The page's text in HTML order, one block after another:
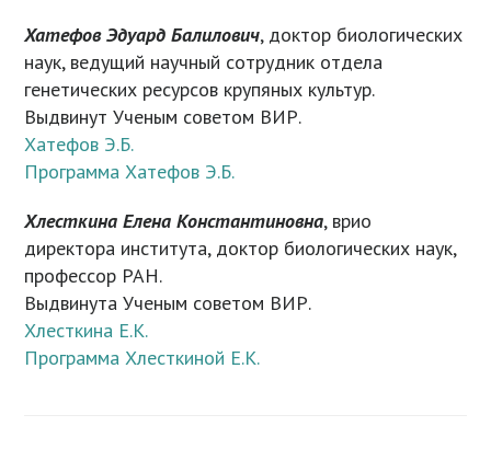
Хатефов Эдуард Балилович, доктор биологических
наук, ведущий научный сотрудник отдела
генетических ресурсов крупяных культур.
Выдвинут Ученым советом ВИР.
Хатефов Э.Б.
Программа Хатефов Э.Б.
Хлесткина Елена Константиновна, врио
директора института, доктор биологических наук,
профессор РАН.
Выдвинута Ученым советом ВИР.
Хлесткина Е.К.
Программа Хлесткиной Е.К.